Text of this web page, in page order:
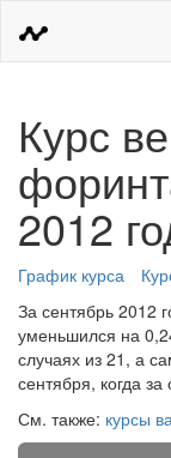
Курс
2012
График курса
За сентябрь 2012
уменьшился на
случаях из 21, а
сентября, когда
См. также: курсы